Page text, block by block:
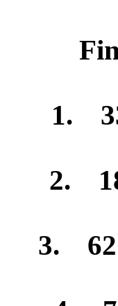
1.
2.
3. 62